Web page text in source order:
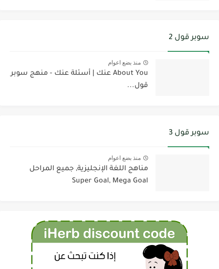
سوبر قول 2
منذ بضع اعوام
About You عنك | أسئلة عنك - منهج سوبر
قول...
سوبر قول 3
منذ بضع اعوام
مناهج اللغة الإنجليزية, جميع المراحل
Super Goal, Mega Goal